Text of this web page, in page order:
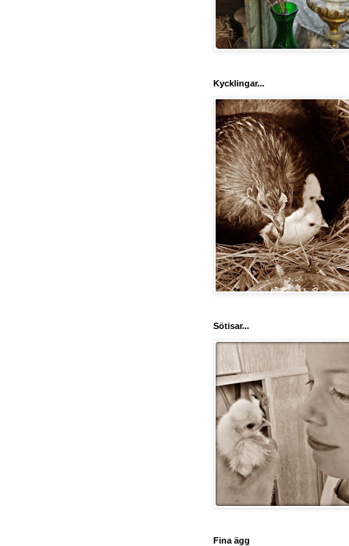
Kycklingar...
Sötisar...
Fina ägg